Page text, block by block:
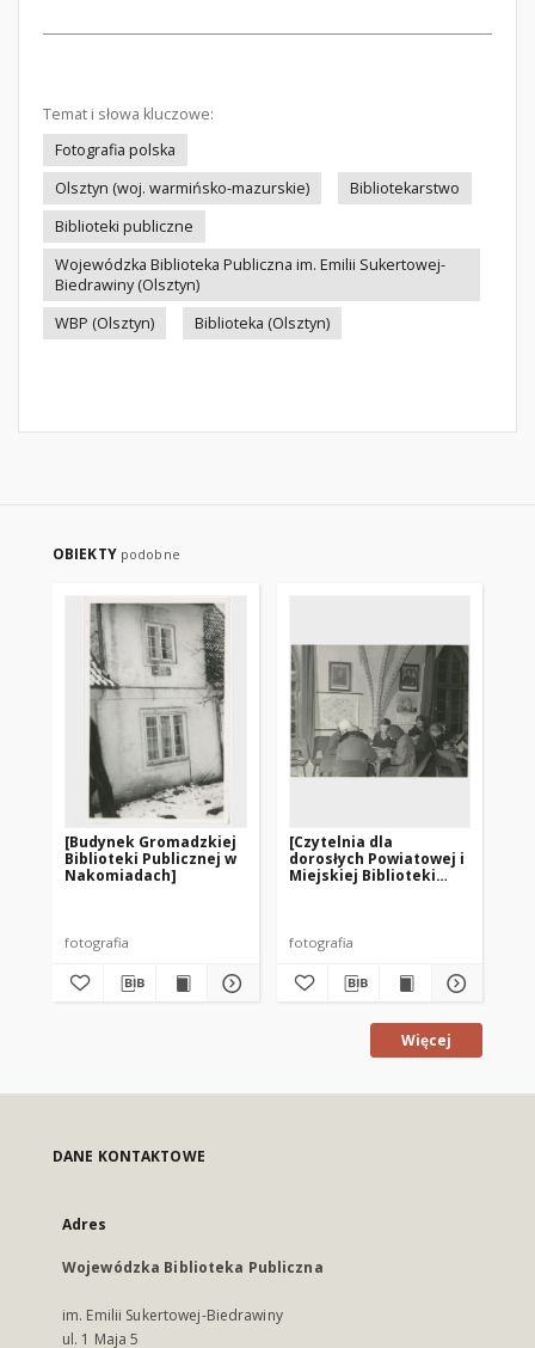
Temat i słowa kluczowe:
Fotografia polska
Olsztyn (woj. warmińsko-mazurskie)
Bibliotekarstwo
Biblioteki publiczne
Wojewódzka Biblioteka Publiczna im. Emilii Sukertowej-
Biedrawiny (Olsztyn)
WBP (Olsztyn)
Biblioteka (Olsztyn)
OBIEKTY podobne
[Budynek Gromadzkiej
Biblioteki Publicznej w
Nakomiadach]
fotografia
[Czytelnia dla
dorosłych Powiatowej i
Miejskiej Biblioteki
fotografia
Więcej
DANE KONTAKTOWE
Adres
Wojewódzka Biblioteka Publiczna
im. Emilii Sukertowej-Biedrawiny
ul. 1 Maja 5